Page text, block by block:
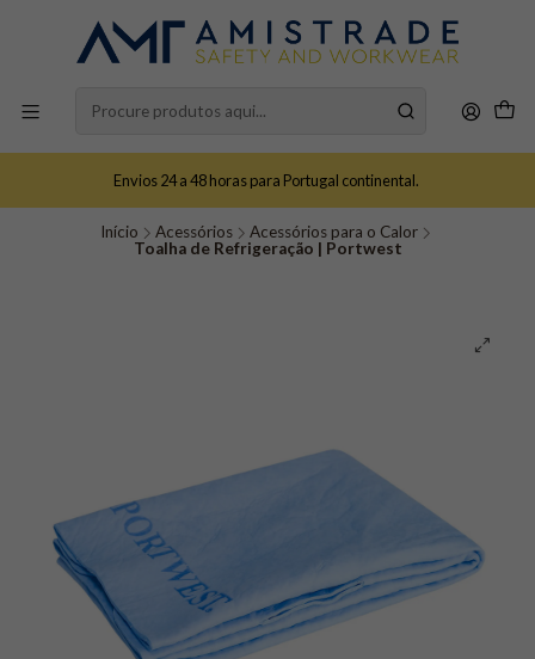
Envios 24 a 48 horas para Portugal continental.
Início Acessórios
Acessórios para o Calor
Toalha de Refrigeração | Portwest